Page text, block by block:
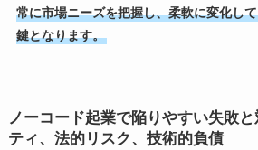
常に市場ニーズを把握し、柔軟に変化し
鍵となります。
ノーコード起業で陥りやすい失敗
ティ、法的リスク、技術的負債